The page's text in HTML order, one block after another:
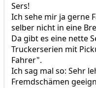
Sers!
Ich sehe mir ja gerne
selber nicht in eine
Da gibt es eine nette
Truckerserien mit
Fahrer".
Ich sag mal so: Sehr
Fremdschämen